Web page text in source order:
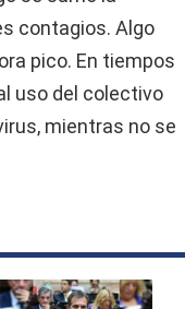
contagios. Algo
pico. En tiempos
uso del colectivo
mientras no se